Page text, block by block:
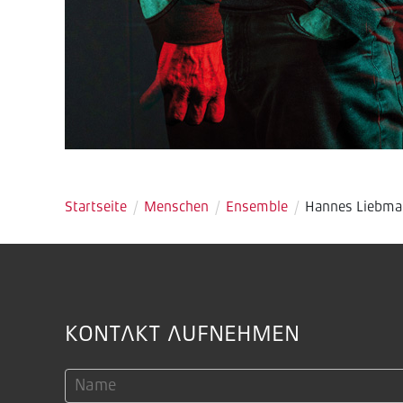
Startseite / Menschen / Ensemble / Hannes
KONTAKT AUFNEHMEN